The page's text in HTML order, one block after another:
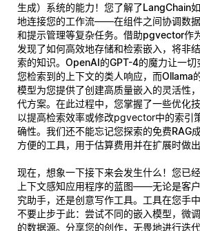
生成）系统的能力！您了解了LangChain
地连接您的工作流——在组件之间协调数
和提示管理等复杂任务。借助pgvector作
发现了如何高效地存储和检索嵌入，将非
索的知识。 OpenAI的GPT-4的魔力让一
您检索到的上下文的类人响应，而Ollama
模型为您提供了创建高质量嵌入的灵活性
代方案。在此过程中，您掌握了一些优化
以提高检索效率或修改pgvector中的索引
确性。我们还不能忘记您探索的免费RAG
方便的工具，用于估算费用并在扩展时做出
现在，想象一下接下来会发生什么！您已
上下文感知应用程序的蓝图——无论是客
究助手，还是创意写作工具。工具在您手
不要止步于此：尝试不同的嵌入模型，微
的数据源。分享您的创作，无畏地进行迭